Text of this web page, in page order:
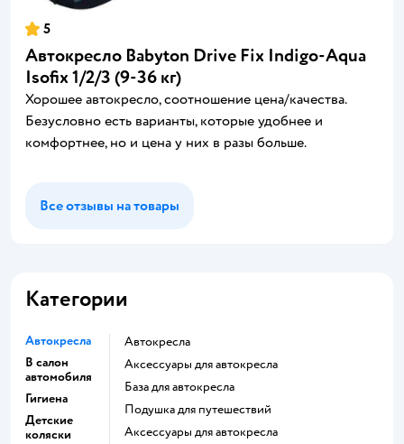
5
Автокресло Babyton Drive Fix Indigo-Aqua
Isofix 1/2/3 (9-36 кг)
Хорошее автокресло, соотношение цена/качества.
Безусловно есть варианты, которые удобнее и
комфортнее, но и цена у них в разы больше.
Все отзывы на товары
Категории
Автокресла
В салон
автомобиля
Гигиена
Детские
коляски
Автокресла
Аксессуары для автокресла
База для автокресла
Подушка для путешествий
Аксессуары для автокресла